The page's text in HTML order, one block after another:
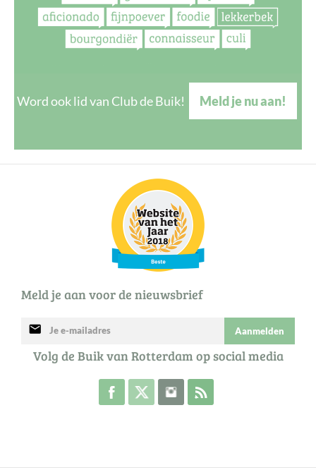
Word ook lid van Club de Buik! Meld je nu aan!
Meld je aan voor de nieuwsbrief
mail Aanmelden
Volg de Buik van Rotterdam op social media
Volg de Buik op Facebook
Volg de Buik op Twitter
Volg de Buik op Instagram